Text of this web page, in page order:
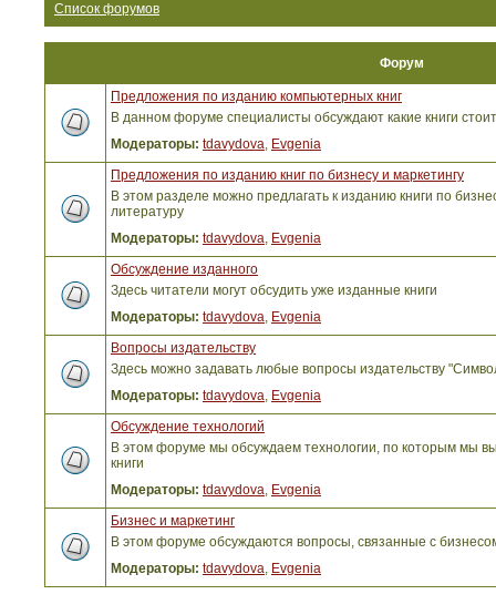
Список форумов
Форум
Предложения по изданию компьютерных книг
В данном форуме специалисты обсуждают какие книги
Модераторы: tdavydova, Evgenia
Предложения по изданию книг по бизнесу и маркетингу
В этом разделе можно предлагать к изданию книги по
литературу
Модераторы: tdavydova, Evgenia
Обсуждение изданного
Здесь читатели могут обсудить уже изданные книги
Модераторы: tdavydova, Evgenia
Вопросы издательству
Здесь можно задавать любые вопросы издательству
Модераторы: tdavydova, Evgenia
Обсуждение технологий
В этом форуме мы обсуждаем технологии, по которым мы
книги
Модераторы: tdavydova, Evgenia
Бизнес и маркетинг
В этом форуме обсуждаются вопросы, связанные с
Модераторы: tdavydova, Evgenia